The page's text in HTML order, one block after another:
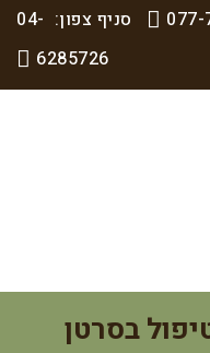
077- סניף צפון: 04-
6285726
בסרטן